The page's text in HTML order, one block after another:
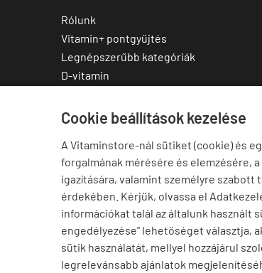
Cookie beállítások kezelése
A Vitaminstore-nál sütiket (cookie) és
forgalmának mérésére és elemzésére,
igazítására, valamint személyre
érdekében. Kérjük, olvassa el
információkat talál az általunk használt
engedélyezése” lehetőséget választja,
sütik használatát, mellyel hozzájárul
legrelevánsabb ajánlatok
Rólunk
Vitamin+ pontgyűjtés
Legnépszerűbb kategóriák
D-vitamin
Multivitamin
Cink
Omega-3
Ashwagandha
Elállás a szerződéstől